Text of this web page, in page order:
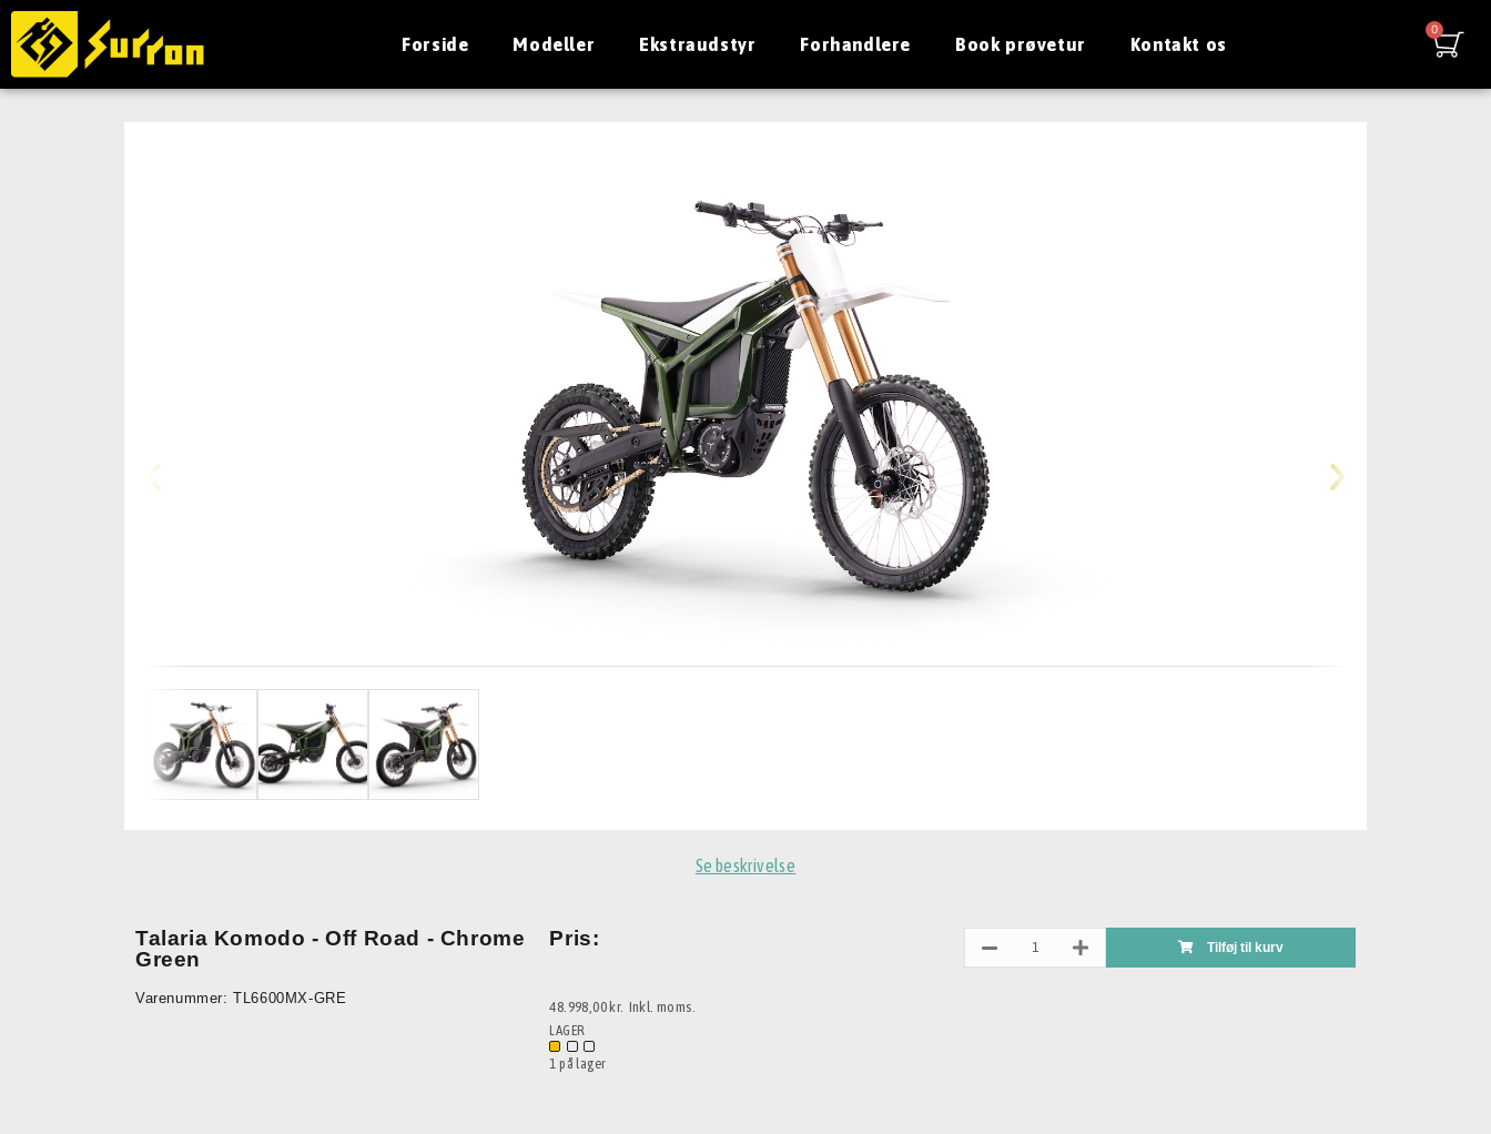
Forside Modeller Ekstraudstyr Forhandlere Book prøvetur Kontakt os
Se beskrivelse
Talaria Komodo - Off Road - Chrome
Green
Pris: Tilføj til kurv
Varenummer: TL6600MX-GRE
48.998,00 kr. Inkl. moms.
LAGER
1 på lager